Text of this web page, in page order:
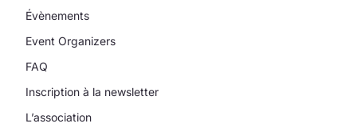
Évènements
Event Organizers
FAQ
Inscription à la newsletter
L’association